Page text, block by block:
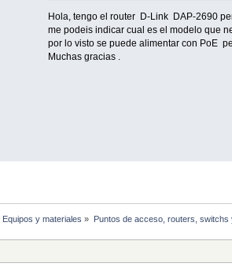
Hola, tengo el router D-Link DAP-2690
me podeis indicar cual es el modelo que
por lo visto se puede alimentar con PoE
Muchas gracias .
Equipos y materiales » Puntos de acceso, routers, switchs